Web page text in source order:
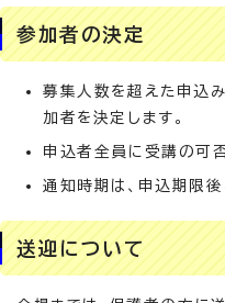
参加者の決定
募集人数を超えた申込
加者を決定します。
申込者全員に受講の可
通知時期は、申込期限後
送迎について